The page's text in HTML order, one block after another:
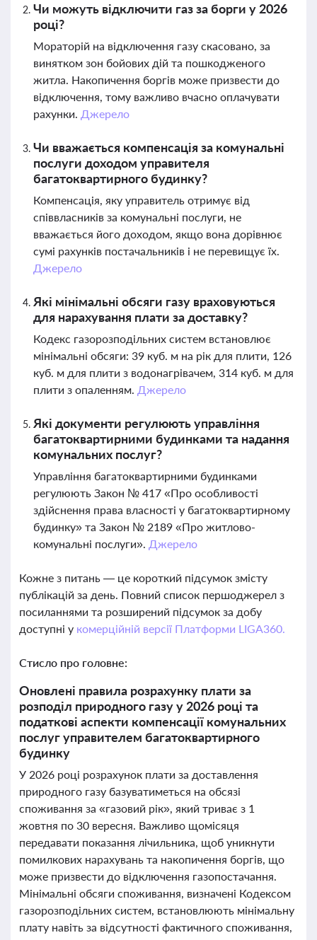
Чи можуть відключити газ за борги у 2026
році?
Мораторій на відключення газу скасовано, за
винятком зон бойових дій та пошкодженого
житла. Накопичення боргів може призвести до
відключення, тому важливо вчасно оплачувати
рахунки. Джерело
Чи вважається компенсація за комунальні
послуги доходом управителя
багатоквартирного будинку?
Компенсація, яку управитель отримує від
співвласників за комунальні послуги, не
вважається його доходом, якщо вона дорівнює
сумі рахунків постачальників і не перевищує їх.
Джерело
Які мінімальні обсяги газу враховуються
для нарахування плати за доставку?
Кодекс газорозподільних систем встановлює
мінімальні обсяги: 39 куб. м на рік для плити, 126
куб. м для плити з водонагрівачем, 314 куб. м для
плити з опаленням. Джерело
Які документи регулюють управління
багатоквартирними будинками та надання
комунальних послуг?
Управління багатоквартирними будинками
регулюють Закон № 417 «Про особливості
здійснення права власності у багатоквартирному
будинку» та Закон № 2189 «Про житлово-
комунальні послуги». Джерело
Кожне з питань — це короткий підсумок змісту
публікацій за день. Повний список першоджерел з
посиланнями та розширений підсумок за добу
доступні у комерційній версії Платформи LIGA360.
Стисло про головне:
Оновлені правила розрахунку плати за
розподіл природного газу у 2026 році та
податкові аспекти компенсації комунальних
послуг управителем багатоквартирного
будинку
У 2026 році розрахунок плати за доставлення
природного газу базуватиметься на обсязі
споживання за «газовий рік», який триває з 1
жовтня по 30 вересня. Важливо щомісяця
передавати показання лічильника, щоб уникнути
помилкових нарахувань та накопичення боргів, що
може призвести до відключення газопостачання.
Мінімальні обсяги споживання, визначені Кодексом
газорозподільних систем, встановлюють мінімальну
плату навіть за відсутності фактичного споживання,